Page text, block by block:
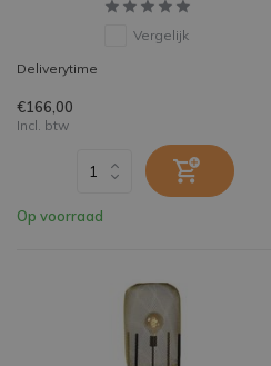
Vergelijk
Deliverytime
€166,00
Incl. btw
Op voorraad